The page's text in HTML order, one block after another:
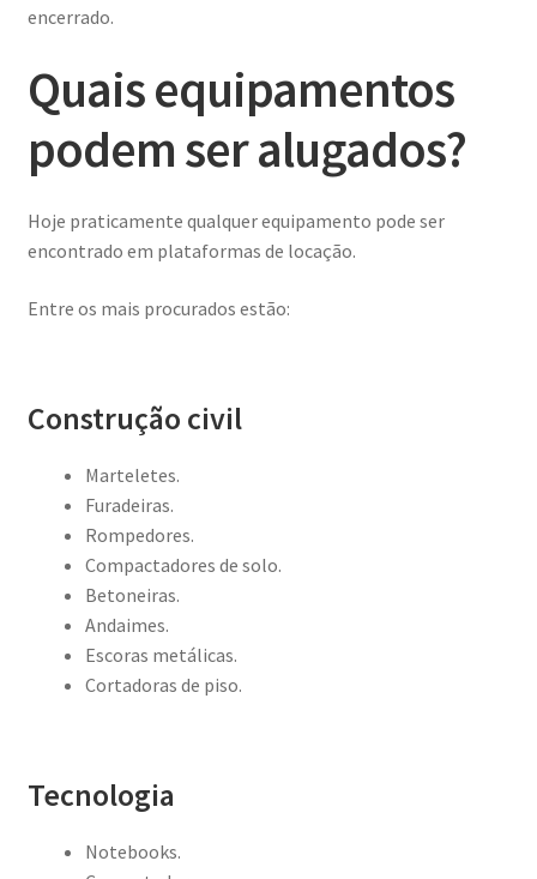
encerrado.
Quais equipamentos
podem ser alugados?
Hoje praticamente qualquer equipamento pode ser
encontrado em plataformas de locação.
Entre os mais procurados estão:
Construção civil
Marteletes.
Furadeiras.
Rompedores.
Compactadores de solo.
Betoneiras.
Andaimes.
Escoras metálicas.
Cortadoras de piso.
Tecnologia
Notebooks.